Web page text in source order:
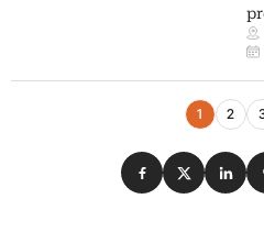
Navigazione eventi
1 2
Condividi su
Condividi